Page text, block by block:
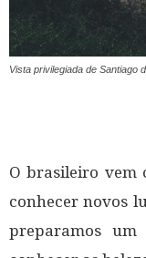
Vista privilegiada de Santiago
O brasileiro vem
conhecer novos
preparamos